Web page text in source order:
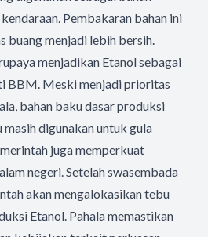
Pembakaran bahan ini
buang menjadi lebih bersih.
menjadikan Etanol sebagai
BBM. Meski menjadi prioritas
bahan baku dasar produksi
digunakan untuk gula
juga memperkuat
negeri. Setelah swasembada
akan mengalokasikan tebu
Etanol. Pahala memastikan